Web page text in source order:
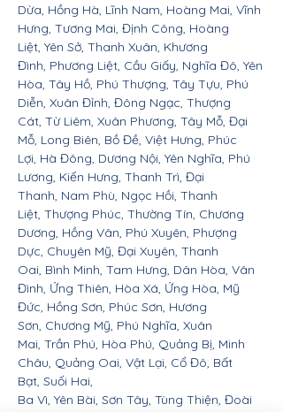
Dừa, Hồng Hà, Lĩnh Nam, Hoàng Mai, Vĩnh
Hưng, Tương Mai, Định Công, Hoàng
Liệt, Yên Sở, Thanh Xuân, Khương
Đình, Phương Liệt, Cầu Giấy, Nghĩa Đô, Yên
Hòa, Tây Hồ, Phú Thượng, Tây Tựu, Phú
Diễn, Xuân Đỉnh, Đông Ngạc, Thượng
Cát, Từ Liêm, Xuân Phương, Tây Mỗ, Đại
Mỗ, Long Biên, Bồ Đề, Việt Hưng, Phúc
Lợi, Hà Đông, Dương Nội, Yên Nghĩa, Phú
Lương, Kiến Hưng, Thanh Trì, Đại
Thanh, Nam Phù, Ngọc Hồi, Thanh
Liệt, Thượng Phúc, Thường Tín, Chương
Dương, Hồng Vân, Phú Xuyên, Phượng
Dực, Chuyên Mỹ, Đại Xuyên, Thanh
Oai, Bình Minh, Tam Hưng, Dân Hòa, Vân
Đình, Ứng Thiên, Hòa Xá, Ứng Hòa, Mỹ
Đức, Hồng Sơn, Phúc Sơn, Hương
Sơn, Chương Mỹ, Phú Nghĩa, Xuân
Mai, Trần Phú, Hòa Phú, Quảng Bị, Minh
Châu, Quảng Oai, Vật Lại, Cổ Đô, Bất
Bạt, Suối Hai,
Ba Vì, Yên Bài, Sơn Tây, Tùng Thiện, Đoài